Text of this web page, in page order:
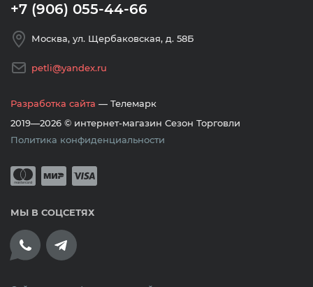
+7 (906) 055-44-66
Москва, ул. Щербаковская, д. 58Б
petli@yandex.ru
Разработка сайта — Телемарк
2019—2026 © интернет-магазин Сезон Торговли
Политика конфиденциальности
Принимается оплата банковскими
МЫ В СОЦСЕТЯХ